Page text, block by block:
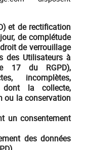
et de rectification
de complétude
de verrouillage
des Utilisateurs à
17 du RGPD),
incomplètes,
dont la collecte,
ou la conservation
un consentement
des données